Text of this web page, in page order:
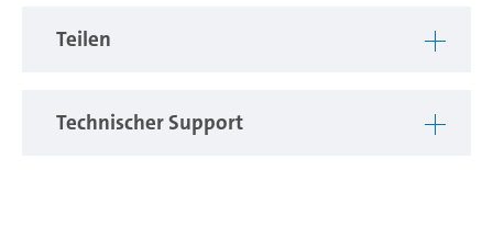
Teilen
Technischer Support